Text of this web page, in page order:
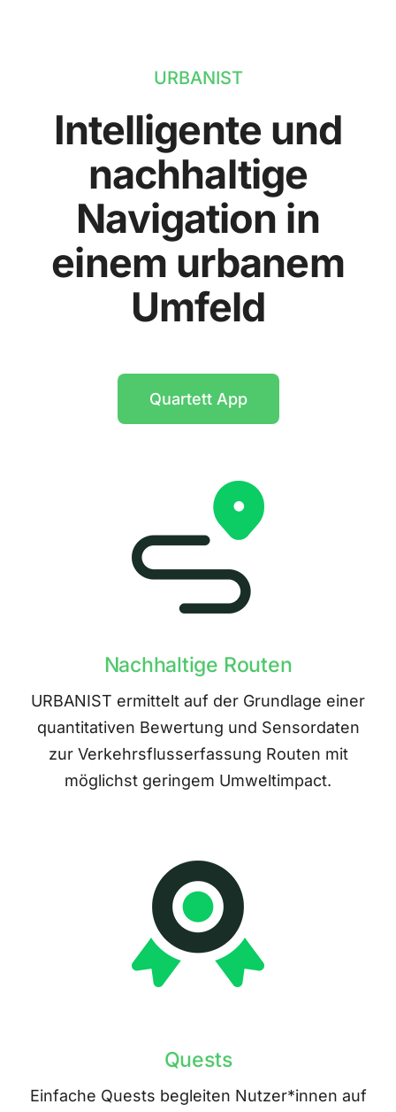
URBANIST
Intelligente und
nachhaltige
Navigation in
einem urbanem
Umfeld
Quartett App
Nachhaltige Routen
URBANIST ermittelt auf der Grundlage einer
quantitativen Bewertung und Sensordaten
zur Verkehrsflusserfassung Routen mit
möglichst geringem Umweltimpact.
Quests
Einfache Quests begleiten Nutzer*innen auf